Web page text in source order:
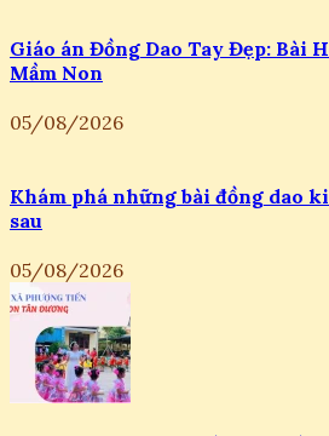
Giáo án Đồng Dao Tay Đẹp: Bài
Mầm Non
05/08/2026
Khám phá những bài đồng dao
sau
05/08/2026